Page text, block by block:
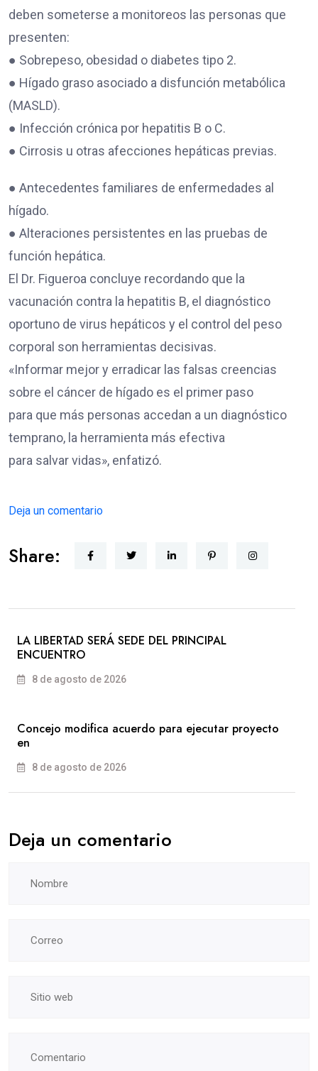
deben someterse a monitoreos las personas que
presenten:
● Sobrepeso, obesidad o diabetes tipo 2.
● Hígado graso asociado a disfunción metabólica
(MASLD).
● Infección crónica por hepatitis B o C.
● Cirrosis u otras afecciones hepáticas previas.
● Antecedentes familiares de enfermedades al
hígado.
● Alteraciones persistentes en las pruebas de
función hepática.
El Dr. Figueroa concluye recordando que la
vacunación contra la hepatitis B, el diagnóstico
oportuno de virus hepáticos y el control del peso
corporal son herramientas decisivas.
«Informar mejor y erradicar las falsas creencias
sobre el cáncer de hígado es el primer paso
para que más personas accedan a un diagnóstico
temprano, la herramienta más efectiva
para salvar vidas», enfatizó.
Deja un comentario
Share:
LA LIBERTAD SERÁ SEDE DEL PRINCIPAL
ENCUENTRO
8 de agosto de 2026
Concejo modifica acuerdo para ejecutar proyecto
en
8 de agosto de 2026
Deja un comentario